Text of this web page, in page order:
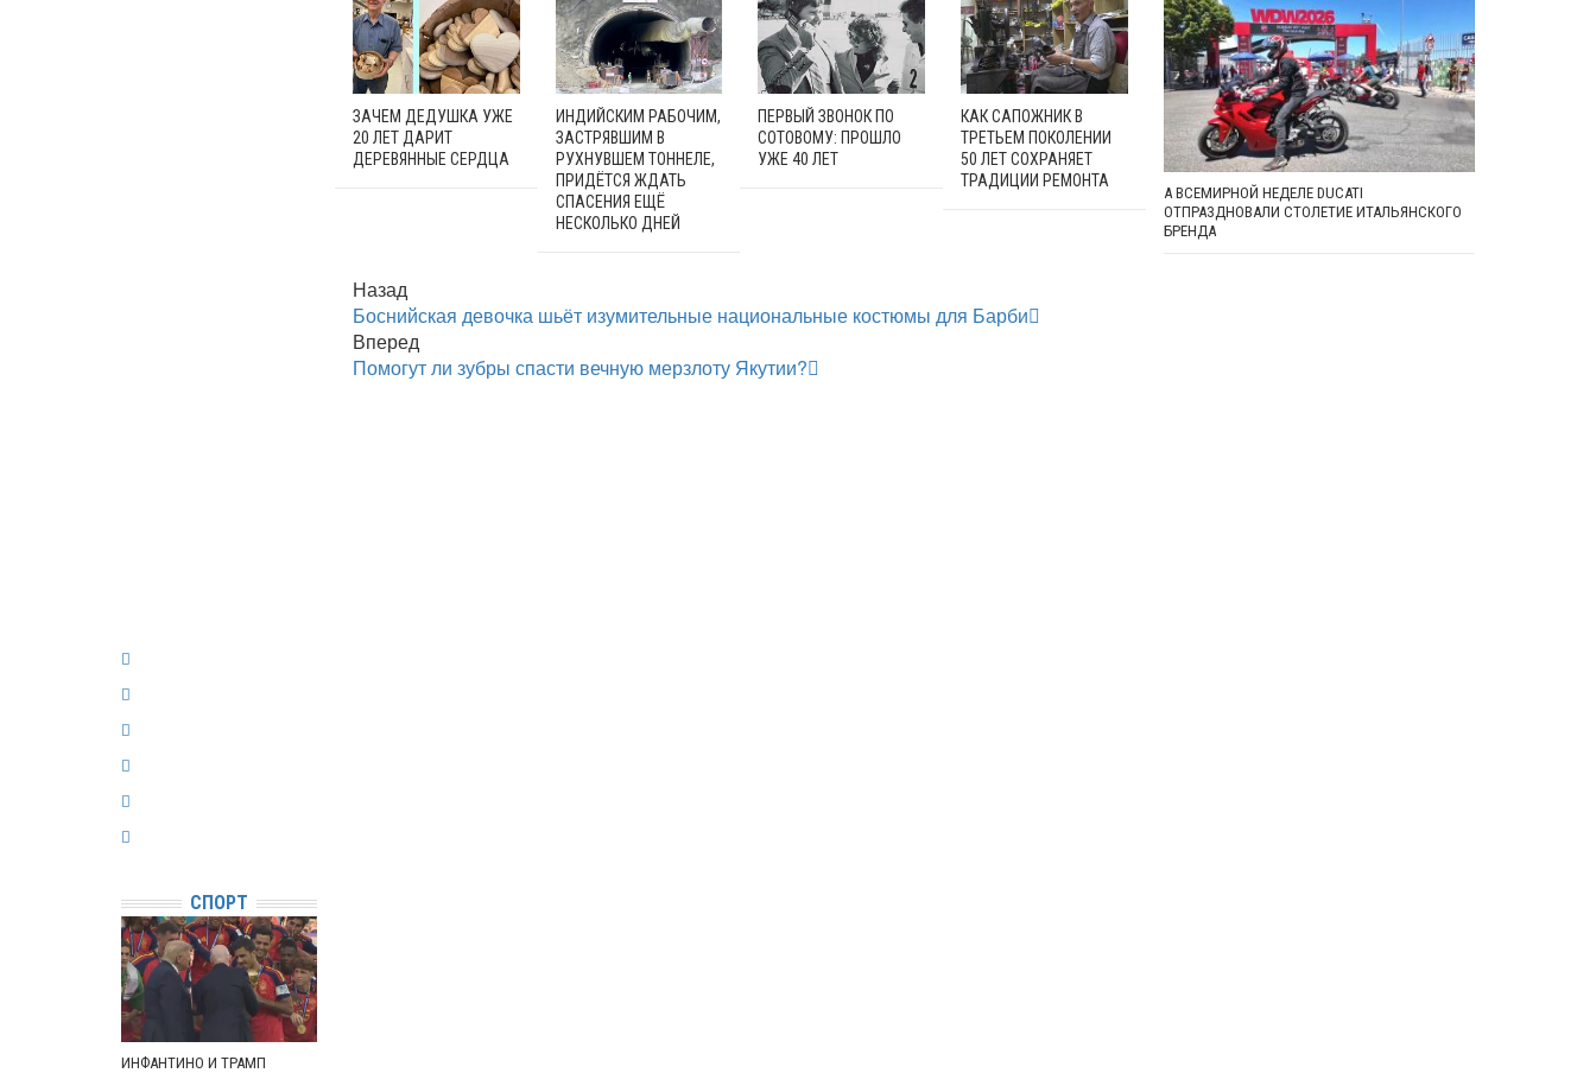
ЗАЧЕМ ДЕДУШКА УЖЕ
20 ЛЕТ ДАРИТ
ДЕРЕВЯННЫЕ СЕРДЦА
ИНДИЙСКИМ РАБОЧИМ,
ЗАСТРЯВШИМ В
РУХНУВШЕМ ТОННЕЛЕ,
ПРИДЁТСЯ ЖДАТЬ
СПАСЕНИЯ ЕЩЁ
НЕСКОЛЬКО ДНЕЙ
ПЕРВЫЙ ЗВОНОК ПО
СОТОВОМУ: ПРОШЛО
УЖЕ 40 ЛЕТ
КАК САПОЖНИК В
ТРЕТЬЕМ ПОКОЛЕНИИ
50 ЛЕТ СОХРАНЯЕТ
ТРАДИЦИИ РЕМОНТА
Назад
Боснийская девочка шьёт изумительные национальные костюмы для Барби
Вперед
Помогут ли зубры спасти вечную мерзлоту Якутии?
СПОРТ
ИНФАНТИНО И ТРАМП
А ВСЕМИРНОЙ НЕДЕЛЕ DUCATI
ОТПРАЗДНОВАЛИ СТОЛЕТИЕ ИТАЛЬЯНСКОГО
БРЕНДА